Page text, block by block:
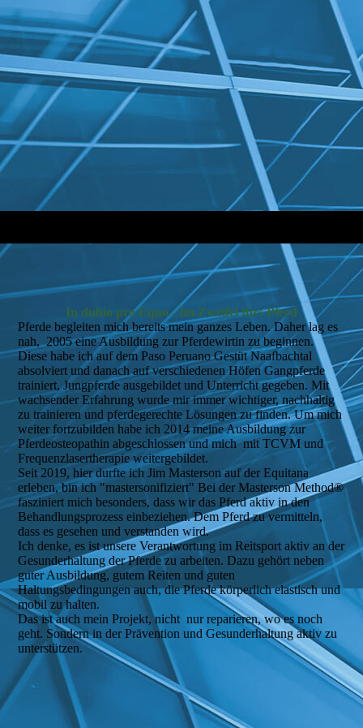
In dubio pro Equo - Im Zweifel fürs Pferd
Pferde begleiten mich bereits mein ganzes Leben. Daher lag es
nah, 2005 eine Ausbildung zur Pferdewirtin zu beginnen.
Diese habe ich auf dem Paso Peruano Gestüt Naafbachtal
absolviert und danach auf verschiedenen Höfen Gangpferde
trainiert, Jungpferde ausgebildet und Unterricht gegeben. Mit
wachsender Erfahrung wurde mir immer wichtiger, nachhaltig
zu trainieren und pferdegerechte Lösungen zu finden. Um mich
weiter fortzubilden habe ich 2014 meine Ausbildung zur
Pferdeosteopathin abgeschlossen und mich mit TCVM und
Frequenzlasertherapie weitergebildet.
Seit 2019, hier durfte ich Jim Masterson auf der Equitana
erleben, bin ich "mastersonifiziert" Bei der Masterson Method®
fasziniert mich besonders, dass wir das Pferd aktiv in den
Behandlungsprozess einbeziehen. Dem Pferd zu vermitteln,
dass es gesehen und verstanden wird.
Ich denke, es ist unsere Verantwortung im Reitsport aktiv an der
Gesunderhaltung der Pferde zu arbeiten. Dazu gehört neben
guter Ausbildung, gutem Reiten und guten
Haltungsbedingungen auch, die Pferde körperlich elastisch und
mobil zu halten.
Das ist auch mein Projekt, nicht nur reparieren, wo es noch
geht. Sondern in der Prävention und Gesunderhaltung aktiv zu
unterstützen.